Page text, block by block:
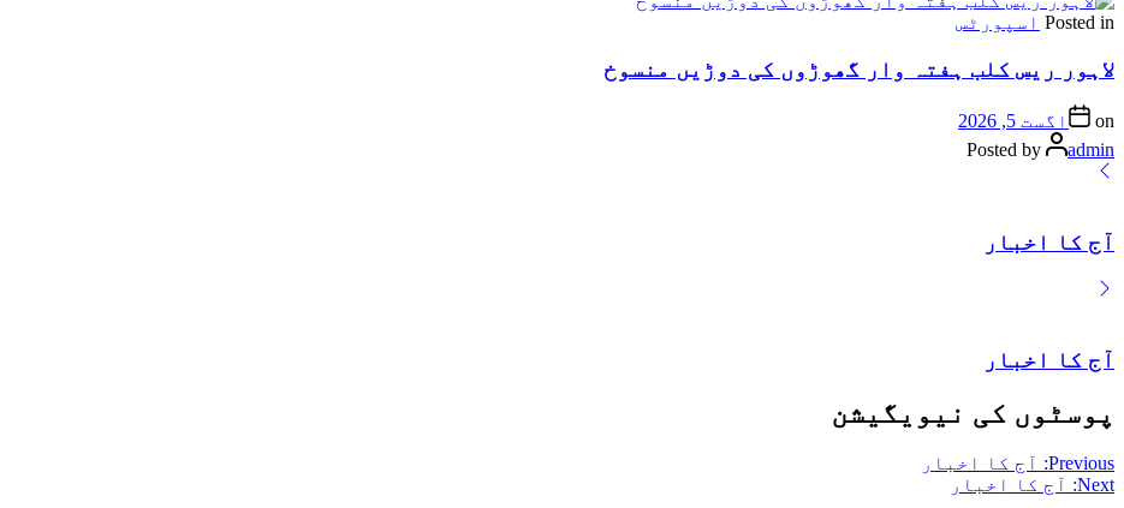
Posted in اسپورٹس
لاہور ریس کلب ہفتہ وار گھوڑوں کی دوڑیں منسوخ
on
اگست 5, 2026
Posted by
admin
آج کا اخبار
آج کا اخبار
پوسٹوں کی نیویگیشن
Previous:
آج کا اخبار
Next:
آج کا اخبار